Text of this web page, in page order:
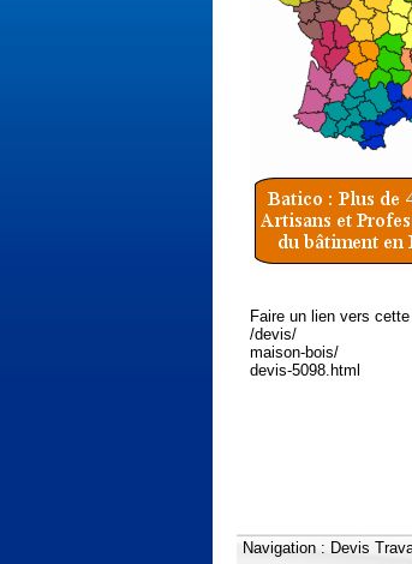
Faire un lien vers
/devis/
maison-bois/
devis-5098.html
Navigation : Devis